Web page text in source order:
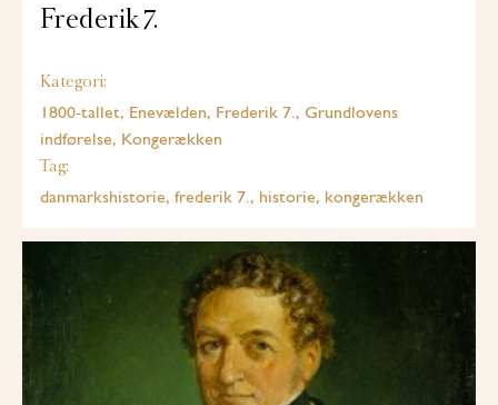
Frederik 7.
Kategori:
1800-tallet, Enevælden, Frederik 7., Grundlovens
indførelse, Kongerækken
Tag:
danmarkshistorie, frederik 7., historie, kongerækken